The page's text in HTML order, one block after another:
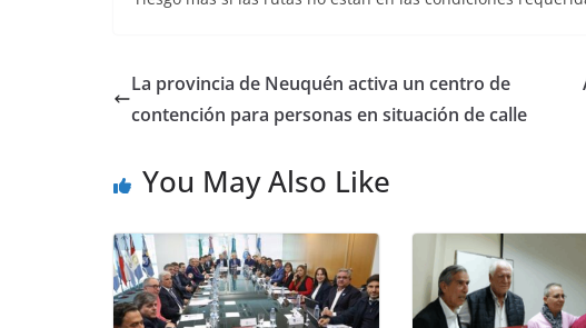
La provincia de Neuquén activa un centro de
contención para personas en situación de calle
You May Also Like